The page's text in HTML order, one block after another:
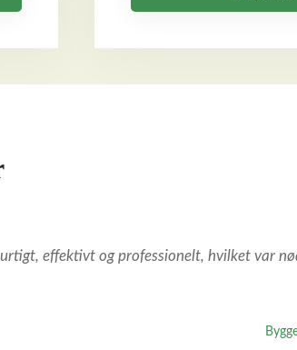
effektivt og professionelt, hvilket var